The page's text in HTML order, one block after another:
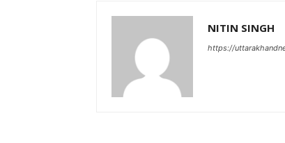
NITIN SINGH
https://